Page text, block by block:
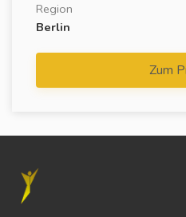
Region
Berlin
Zum